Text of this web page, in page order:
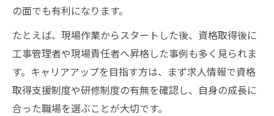
の面でも有利になります。
たとえば、現場作業からスタートした後、資格取得後に
工事管理者や現場責任者へ昇格した事例も多く見られま
す。キャリアアップを目指す方は、まず求人情報で資格
取得支援制度や研修制度の有無を確認し、自身の成長に
合った職場を選ぶことが大切です。